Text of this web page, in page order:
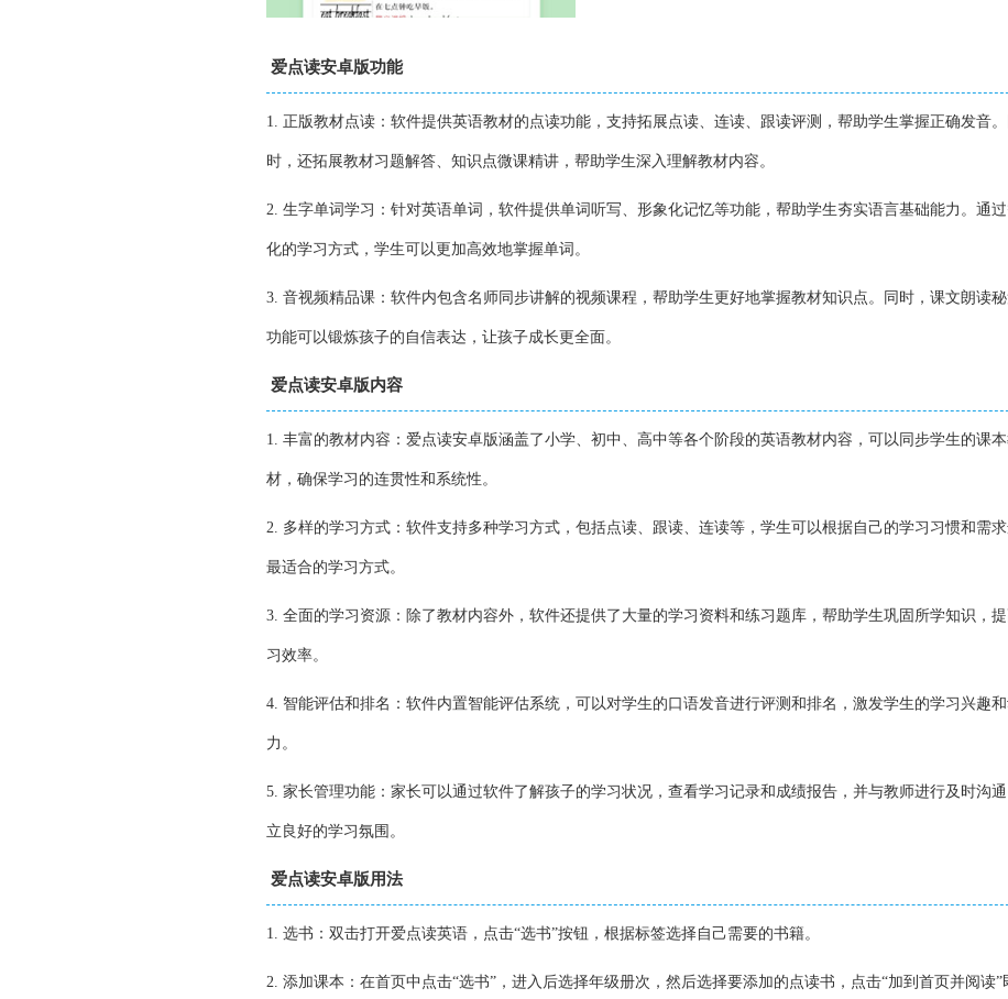
爱点读安卓版功能
1. 正版教材点读：软件提供英语教材的点读功能，支持拓展点读、连读、跟读评测，帮助学生掌握正确发音。
时，还拓展教材习题解答、知识点微课精讲，帮助学生深入理解教材内容。
2. 生字单词学习：针对英语单词，软件提供单词听写、形象化记忆等功能，帮助学生夯实语言基础能力。通
化的学习方式，学生可以更加高效地掌握单词。
3. 音视频精品课：软件内包含名师同步讲解的视频课程，帮助学生更好地掌握教材知识点。同时，课文朗读
功能可以锻炼孩子的自信表达，让孩子成长更全面。
爱点读安卓版内容
1. 丰富的教材内容：爱点读安卓版涵盖了小学、初中、高中等各个阶段的英语教材内容，可以同步学生的课
材，确保学习的连贯性和系统性。
2. 多样的学习方式：软件支持多种学习方式，包括点读、跟读、连读等，学生可以根据自己的学习习惯和需
最适合的学习方式。
3. 全面的学习资源：除了教材内容外，软件还提供了大量的学习资料和练习题库，帮助学生巩固所学知识，
习效率。
4. 智能评估和排名：软件内置智能评估系统，可以对学生的口语发音进行评测和排名，激发学生的学习兴趣
力。
5. 家长管理功能：家长可以通过软件了解孩子的学习状况，查看学习记录和成绩报告，并与教师进行及时沟
立良好的学习氛围。
爱点读安卓版用法
1. 选书：双击打开爱点读英语，点击“选书”按钮，根据标签选择自己需要的书籍。
2. 添加课本：在首页中点击“选书”，进入后选择年级册次，然后选择要添加的点读书，点击“加到首页并阅读”